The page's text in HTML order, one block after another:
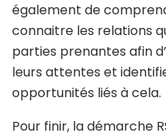
également de
connaitre les relations
parties prenantes afin
leurs attentes et
opportunités liés à cela.
Pour finir, la démarche